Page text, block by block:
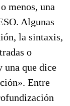
menos, una
Algunas
la sintaxis,
o
una que dice
Entre